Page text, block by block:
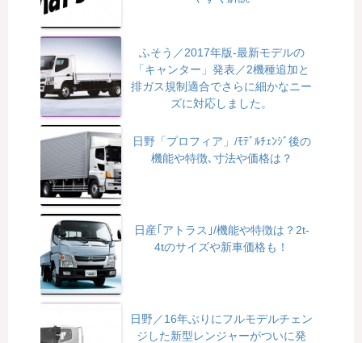
ふそう／2017年版-最新モデルの
「キャンター」発表／2機種追加と
排ガス規制適合でさらに細かなニー
ズに対応しました。
日野「プロフィア」/ﾓﾃﾞﾙﾁｪﾝｼﾞ後の
機能や特徴､寸法や価格は？
日産｢アトラス｣/機能や特徴は？2t-
4tのサイズや新車価格も！
日野／16年ぶりにフルモデルチェン
ジした新型レンジャーがついに発